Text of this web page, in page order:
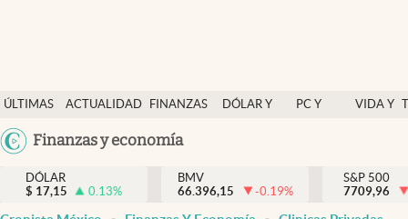
ÚLTIMAS
NOTICIAS
ACTUALIDAD
FINANZAS
DÓLAR Y
PC Y
VIDA Y
México
Finanzas y economía
Actualidad
Finanzas y economía
Dólar y mercados
DÓLAR
$ 17,15 0.13%
BMV
66.396,15
-0.19%
S&P 500
7709,96